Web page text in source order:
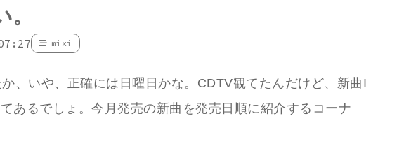
mixi
、いや、正確には日曜日かな。CDTV観てたんだけど、新曲I
あるでしょ。今月発売の新曲を発売日順に紹介するコーナ